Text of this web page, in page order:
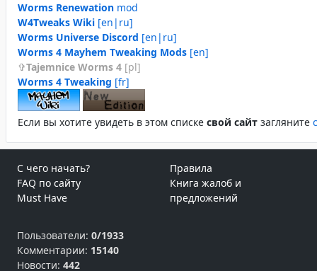
Worms Renewation mod
W4Tweaks Wiki [en|ru]
Worms Universe Discord [en|ru]
Worms 4 Mayhem Tweaking Mods [en]
Tajemnice Worms 4 [pl]
Worms 4 Tweaking [fr]
Если вы хотите увидеть в этом спиcке свой сайт загляните
С чего начать?
FAQ по сайту
Must Have
Правила
Книга жалоб и
предложений
Пользователи: 0/1933
Комментарии: 15140
Новости: 442